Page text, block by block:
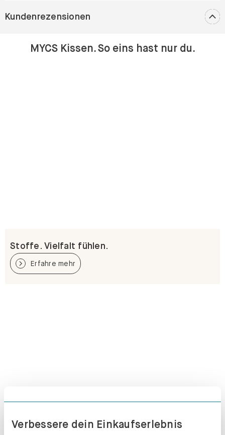
Verbessere dein Einkaufserlebnis
Kundenrezensionen
MYCS Kissen. So eins hast nur du.
Stoffe. Vielfalt fühlen.
Erfahre mehr